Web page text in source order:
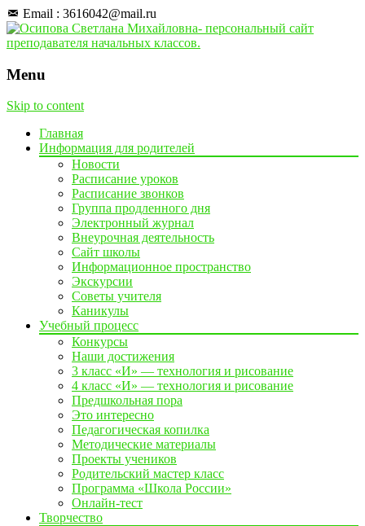
Email : 3616042@mail.ru
Menu
Skip to content
Главная
Информация для родителей
Новости
Расписание уроков
Расписание звонков
Группа продленного дня
Электронный журнал
Внеурочная деятельность
Сайт школы
Информационное пространство
Экскурсии
Советы учителя
Каникулы
Учебный процесс
Конкурсы
Наши достижения
3 класс «И» — технология и рисование
4 класс «И» — технология и рисование
Предшкольная пора
Это интересно
Педагогическая копилка
Методические материалы
Проекты учеников
Родительский мастер класс
Программа «Школа России»
Онлайн-тест
Творчество